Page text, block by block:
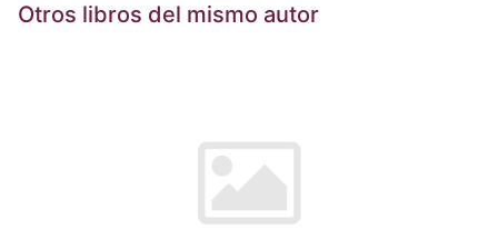
Otros libros del mismo autor